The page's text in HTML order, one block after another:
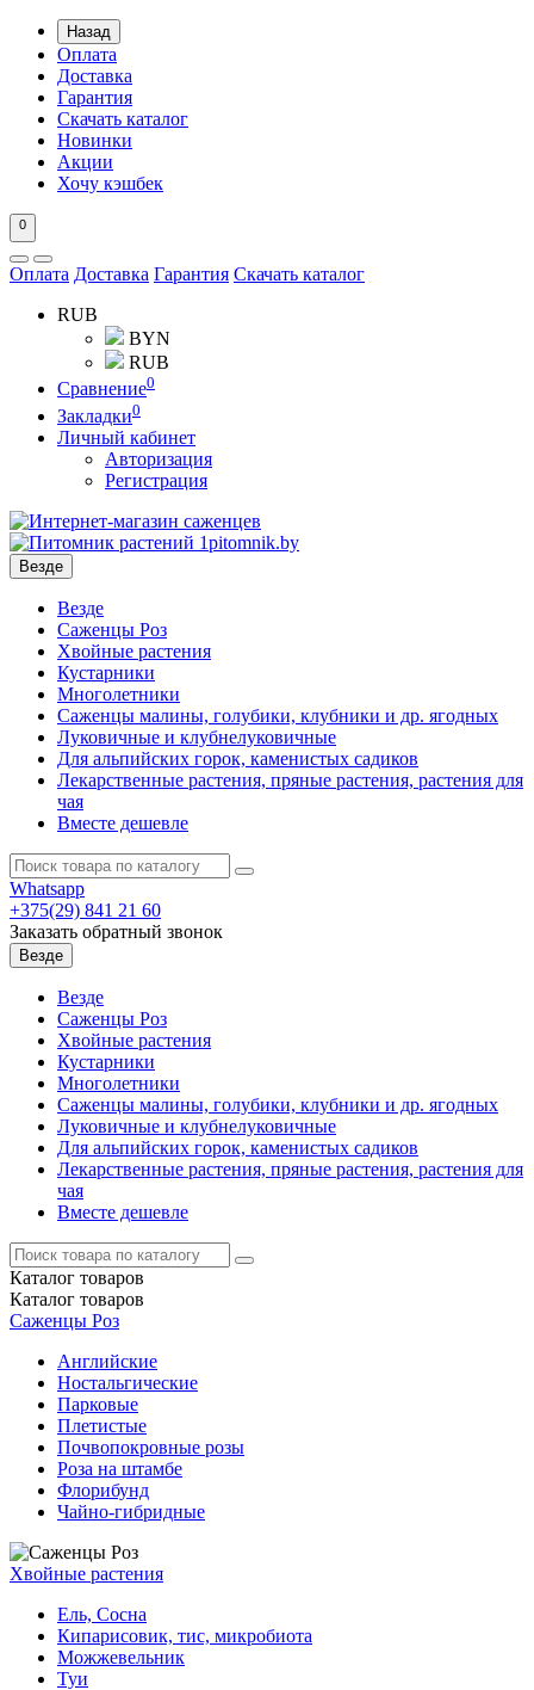
Назад
Оплата
Доставка
Гарантия
Скачать каталог
Новинки
Акции
Хочу кэшбек
0
Оплата Доставка Гарантия Скачать каталог
RUB
BYN
RUB
Сравнение0
Закладки0
Личный кабинет
Авторизация
Регистрация
Везде
Везде
Саженцы Роз
Хвойные растения
Кустарники
Многолетники
Саженцы малины, голубики, клубники и др. ягодных
Луковичные и клубнелуковичные
Для альпийских горок, каменистых садиков
Лекарственные растения, пряные растения, растения для
чая
Вместе дешевле
Whatsapp
+375(29) 841 21 60
Заказать обратный звонок
Везде
Везде
Саженцы Роз
Хвойные растения
Кустарники
Многолетники
Саженцы малины, голубики, клубники и др. ягодных
Луковичные и клубнелуковичные
Для альпийских горок, каменистых садиков
Лекарственные растения, пряные растения, растения для
чая
Вместе дешевле
Каталог товаров
Каталог товаров
Саженцы Роз
Английские
Ностальгические
Парковые
Плетистые
Почвопокровные розы
Роза на штамбе
Флорибунд
Чайно-гибридные
Хвойные растения
Ель, Сосна
Кипарисовик, тис, микробиота
Можжевельник
Туи